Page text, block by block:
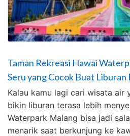
Taman Rekreasi Hawai
Seru yang Cocok Buat Liburan
Kalau kamu lagi cari wisata air
bikin liburan terasa lebih
Waterpark Malang bisa jadi
menarik saat berkunjung ke